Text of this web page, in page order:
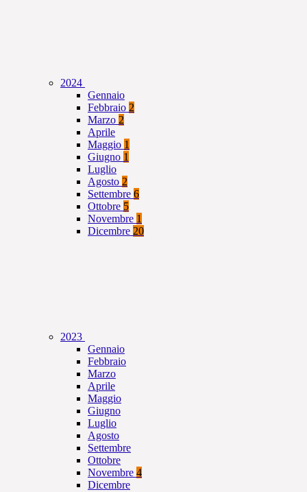
2024
Gennaio
Febbraio 2
Marzo 2
Aprile
Maggio 1
Giugno 1
Luglio
Agosto 2
Settembre 6
Ottobre 5
Novembre 1
Dicembre 20
2023
Gennaio
Febbraio
Marzo
Aprile
Maggio
Giugno
Luglio
Agosto
Settembre
Ottobre
Novembre 4
Dicembre